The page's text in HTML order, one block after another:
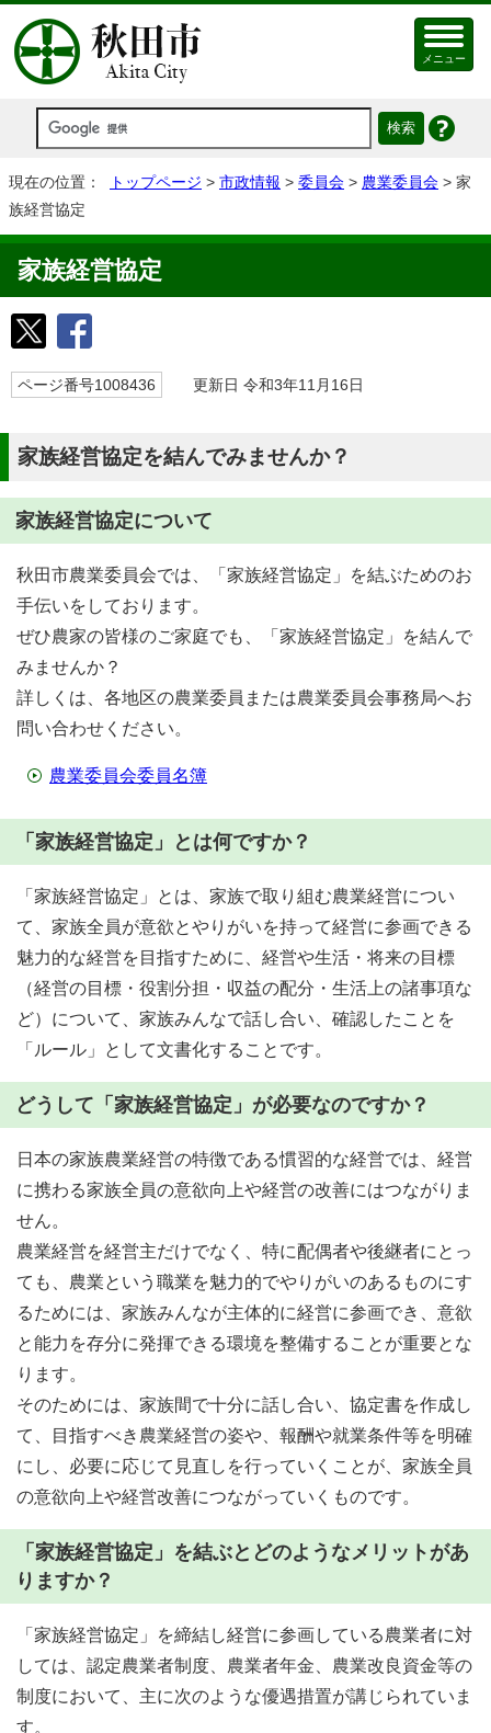
メニュー
現在の位置： トップページ > 市政情報 > 委員会 > 農業委員会 > 家
族経営協定
家族経営協定
ページ番号1008436 更新日 令和3年11月16日
家族経営協定を結んでみませんか？
家族経営協定について
秋田市農業委員会では、「家族経営協定」を結ぶためのお
手伝いをしております。
ぜひ農家の皆様のご家庭でも、「家族経営協定」を結んで
みませんか？
詳しくは、各地区の農業委員または農業委員会事務局へお
問い合わせください。
農業委員会委員名簿
「家族経営協定」とは何ですか？
「家族経営協定」とは、家族で取り組む農業経営につい
て、家族全員が意欲とやりがいを持って経営に参画できる
魅力的な経営を目指すために、経営や生活・将来の目標
（経営の目標・役割分担・収益の配分・生活上の諸事項な
ど）について、家族みんなで話し合い、確認したことを
「ルール」として文書化することです。
どうして「家族経営協定」が必要なのですか？
日本の家族農業経営の特徴である慣習的な経営では、経営
に携わる家族全員の意欲向上や経営の改善にはつながりま
せん。
農業経営を経営主だけでなく、特に配偶者や後継者にとっ
ても、農業という職業を魅力的でやりがいのあるものにす
るためには、家族みんなが主体的に経営に参画でき、意欲
と能力を存分に発揮できる環境を整備することが重要とな
ります。
そのためには、家族間で十分に話し合い、協定書を作成し
て、目指すべき農業経営の姿や、報酬や就業条件等を明確
にし、必要に応じて見直しを行っていくことが、家族全員
の意欲向上や経営改善につながっていくものです。
「家族経営協定」を結ぶとどのようなメリットがあ
りますか？
「家族経営協定」を締結し経営に参画している農業者に対
しては、認定農業者制度、農業者年金、農業改良資金等の
制度において、主に次のような優遇措置が講じられていま
す。